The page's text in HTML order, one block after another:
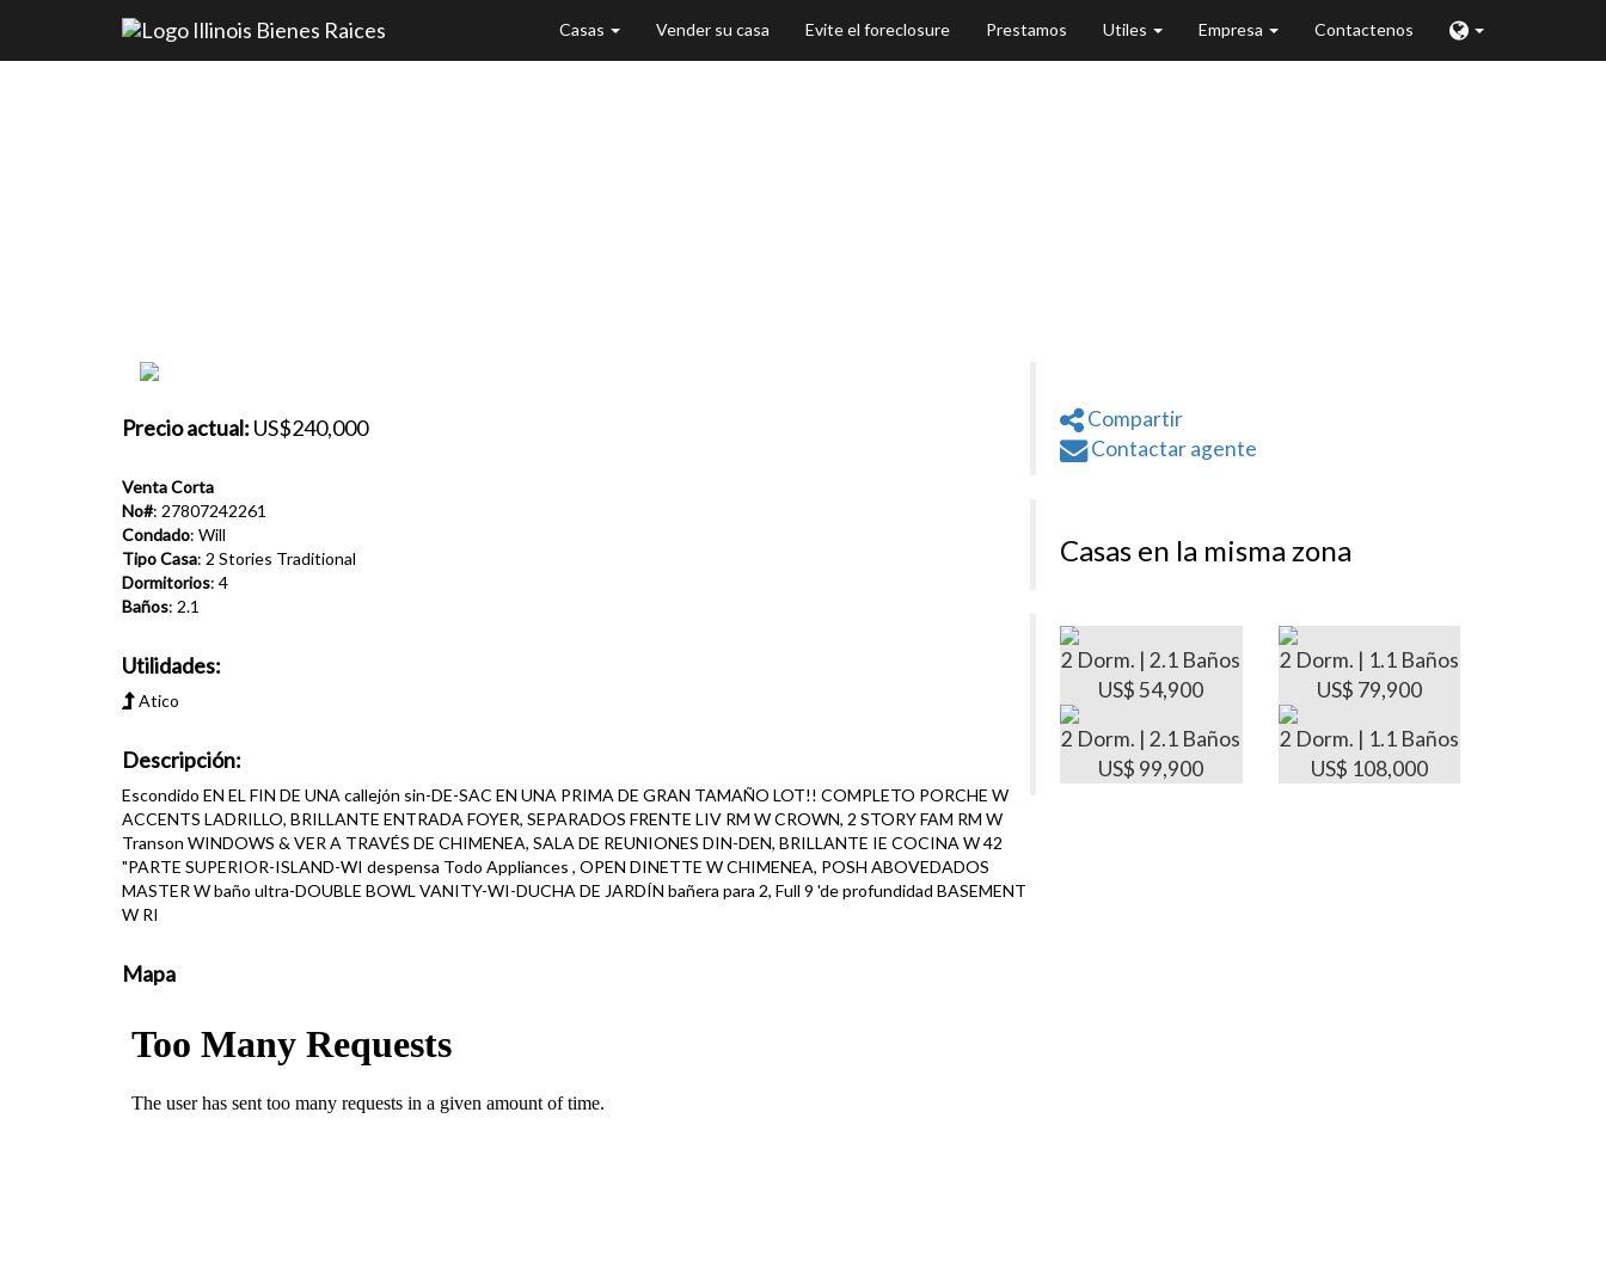
Casas Vender su casa Evite el foreclosure Prestamos Utiles Empresa Contactenos
Precio actual: US$240,000
Venta Corta
No#: 27807242261
Condado: Will
Tipo Casa: 2 Stories Traditional
Dormitorios: 4
Baños: 2.1
Utilidades:
Atico
Descripción:
Escondido EN EL FIN DE UNA callejón sin-DE-SAC EN UNA PRIMA DE GRAN TAMAÑO LOT!! COMPLETO PORCHE W
ACCENTS LADRILLO, BRILLANTE ENTRADA FOYER, SEPARADOS FRENTE LIV RM W CROWN, 2 STORY FAM RM W
Transon WINDOWS & VER A TRAVÉS DE CHIMENEA, SALA DE REUNIONES DIN-DEN, BRILLANTE IE COCINA W 42
"PARTE SUPERIOR-ISLAND-WI despensa Todo Appliances , OPEN DINETTE W CHIMENEA, POSH ABOVEDADOS
MASTER W baño ultra-DOUBLE BOWL VANITY-WI-DUCHA DE JARDÍN bañera para 2, Full 9 'de profundidad BASEMENT
W RI
Mapa
Compartir
Contactar agente
Casas en la misma zona
2 Dorm. | 2.1 Baños
US$ 54,900
2 Dorm. | 1.1 Baños
US$ 79,900
2 Dorm. | 2.1 Baños
US$ 99,900
2 Dorm. | 1.1 Baños
US$ 108,000